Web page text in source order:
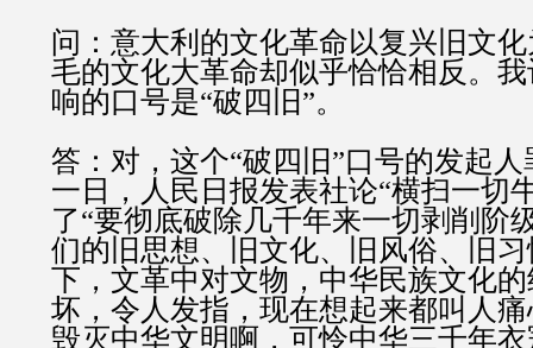
问：意大利的文化革命以复兴旧文
毛的文化大革命却似乎恰恰相反。
响的口号是“破四旧”。
答：对，这个“破四旧”口号的发起
一日，人民日报发表社论“横扫一切
了“要彻底破除几千年来一切剥削阶
们的旧思想、旧文化、旧风俗、旧
下，文革中对文物，中华民族文化
坏，令人发指，现在想起来都叫人
毁灭中华文明啊，可怜中华三千年